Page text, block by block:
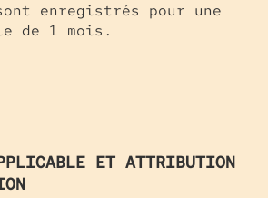
enregistrés pour une
de 1 mois.
ET ATTRIBUTION